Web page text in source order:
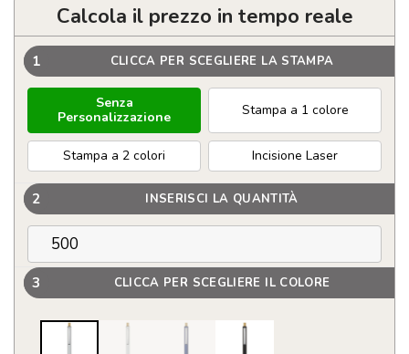
Calcola il prezzo in tempo reale
1 CLICCA PER SCEGLIERE LA STAMPA
Senza
Personalizzazione
Stampa a 1 colore
Stampa a 2 colori Incisione Laser
2 INSERISCI LA QUANTITÀ
3 CLICCA PER SCEGLIERE IL COLORE